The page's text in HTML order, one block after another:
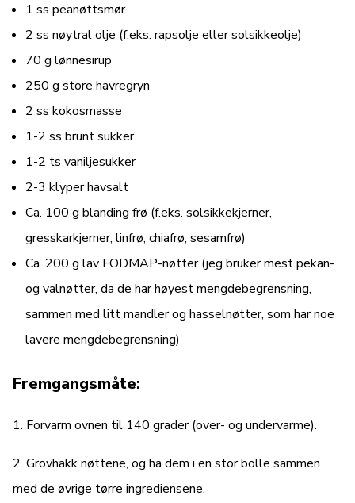
1 ss peanøttsmør
2 ss nøytral olje (f.eks. rapsolje eller solsikkeolje)
70 g lønnesirup
250 g store havregryn
2 ss kokosmasse
1-2 ss brunt sukker
1-2 ts vaniljesukker
2-3 klyper havsalt
Ca. 100 g blanding frø (f.eks. solsikkekjerner,
gresskarkjerner, linfrø, chiafrø, sesamfrø)
Ca. 200 g lav FODMAP-nøtter (jeg bruker mest pekan-
og valnøtter, da de har høyest mengdebegrensning,
sammen med litt mandler og hasselnøtter, som har noe
lavere mengdebegrensning)
Fremgangsmåte:
1. Forvarm ovnen til 140 grader (over- og undervarme).
2. Grovhakk nøttene, og ha dem i en stor bolle sammen
med de øvrige tørre ingrediensene.